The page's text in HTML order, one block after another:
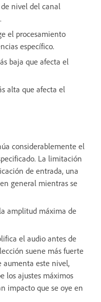
nivel del canal
el procesamiento
específico.
baja que afecta el
alta que afecta el
considerablemente el
La limitación
de entrada, una
general mientras se
amplitud máxima de
el audio antes de
suene más fuerte
aumenta este nivel,
los ajustes máximos
impacto que se oye en